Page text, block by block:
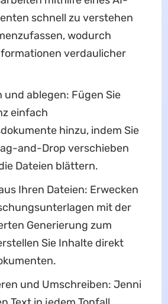
schnell zu verstehen
wodurch
verdaulicher
und ablegen: Fügen Sie
einfach
hinzu, indem Sie
and-Drop verschieben
Dateien blättern.
Ihren Dateien: Erwecken
mit der
Generierung zum
Sie Inhalte direkt
und Umschreiben: Jenni